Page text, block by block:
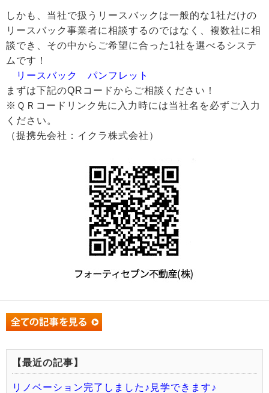
しかも、当社で扱うリースバックは一般的な1社だけの
リースバック事業者に相談するのではなく、複数社に相
談でき、その中からご希望に合った1社を選べるシステ
ムです！
リースバック パンフレット
まずは下記のQRコードからご相談ください！
※ＱＲコードリンク先に入力時には当社名を必ずご入力
ください。
（提携先会社：イクラ株式会社）
【最近の記事】
リノベーション完了しました♪見学できます♪